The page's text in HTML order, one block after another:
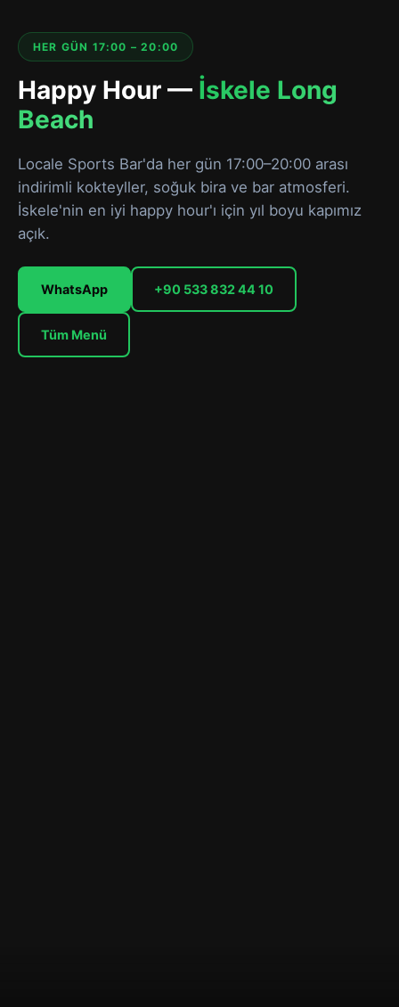
HER GÜN 17:00 – 20:00
Happy Hour — İskele Long
Beach
Locale Sports Bar'da her gün 17:00–20:00 arası
indirimli kokteyller, soğuk bira ve bar atmosferi.
İskele'nin en iyi happy hour'ı için yıl boyu kapımız
açık.
WhatsApp +90 533 832 44 10
Tüm Menü